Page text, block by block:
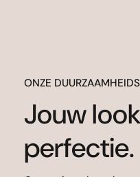
ONZE
Jouw
perfectie.